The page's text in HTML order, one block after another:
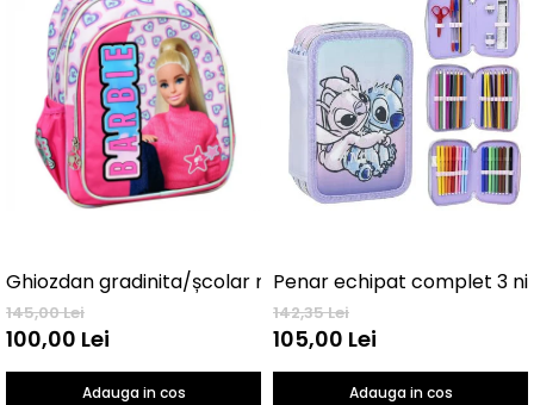
Ghiozdan gradinita/școlar mic 30 Cm Barbie Love
145,00 Lei
100,00 Lei
Adauga in cos
142,35 Lei
105,00 Lei
Adauga in cos